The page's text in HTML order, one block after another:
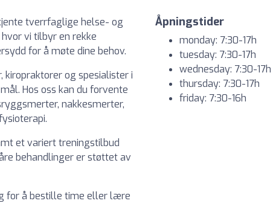
tverrfaglige helse- og
vi tilbyr en rekke
for å møte dine behov.
og spesialister i
Hos oss kan du forvente
nakkesmerter,
et variert treningstilbud
behandlinger er støttet av
for å bestille time eller lære
Åpningstider
monday: 7:30-17h
tuesday: 7:30-17h
wednesday: 7:30-17h
thursday: 7:30-17h
friday: 7:30-16h